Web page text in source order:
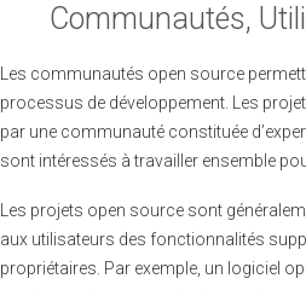
Communautés,
Les communautés open source
processus de développement. Les
par une communauté constituée
sont intéressés à travailler ensemble
Les projets open source sont
aux utilisateurs des fonctionnalités
propriétaires. Par exemple, un logiciel